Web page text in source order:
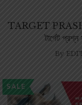
TARGET
টার্গেট
By
SALE